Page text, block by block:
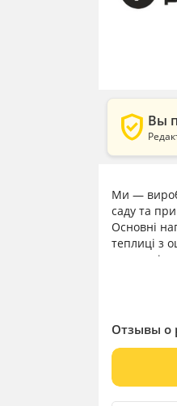
verified_user Вы
Ми —
саду та
Основні
теплиці з
металеві
Ми
через
Наша
Отзывы о